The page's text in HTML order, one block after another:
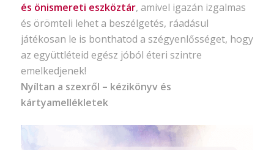
és önismereti eszköztár, amivel igazán izgalmas
és örömteli lehet a beszélgetés, ráadásul
játékosan le is bonthatod a szégyenlősséget, hogy
az együttléteid egész jóból éteri szintre
emelkedjenek!
Nyíltan a szexről – kézikönyv és
kártyamellékletek